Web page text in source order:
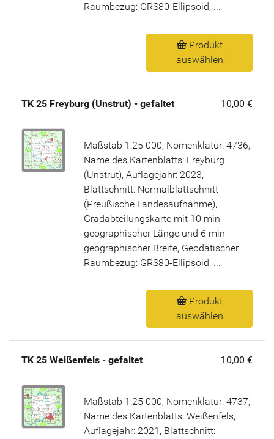
Raumbezug: GRS80-Ellipsoid, ...
Produkt
auswählen
TK 25 Freyburg (Unstrut) - gefaltet 10,00 €
Maßstab 1:25 000, Nomenklatur: 4736,
Name des Kartenblatts: Freyburg
(Unstrut), Auflagejahr: 2023,
Blattschnitt: Normalblattschnitt
(Preußische Landesaufnahme),
Gradabteilungskarte mit 10 min
geographischer Länge und 6 min
geographischer Breite, Geodätischer
Raumbezug: GRS80-Ellipsoid, ...
Produkt
auswählen
TK 25 Weißenfels - gefaltet 10,00 €
Maßstab 1:25 000, Nomenklatur: 4737,
Name des Kartenblatts: Weißenfels,
Auflagejahr: 2021, Blattschnitt: